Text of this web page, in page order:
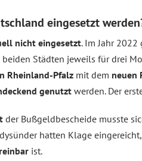
eingesetzt
nicht eingesetzt. Im Jahr
Städten jeweils für drei
Rheinland-Pfalz mit dem neuen
genutztwerden. Der
der Bußgeldbescheide musste
hatten Klage
ist.